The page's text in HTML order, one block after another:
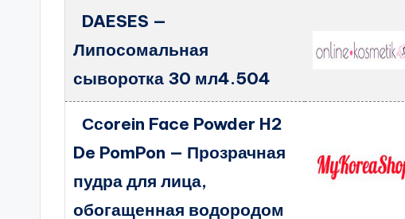
DAESES —
Липосомальная
сыворотка 30 мл4.504
Ссorein Face Powder H2
De PomPon — Прозрачная
пудра для лица,
обогащенная водородом